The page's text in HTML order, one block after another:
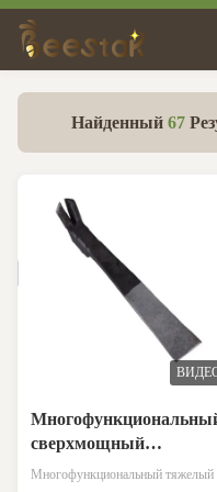
Найденный 67
сверхмощный
инструмент
Многофункциональный тяжелый